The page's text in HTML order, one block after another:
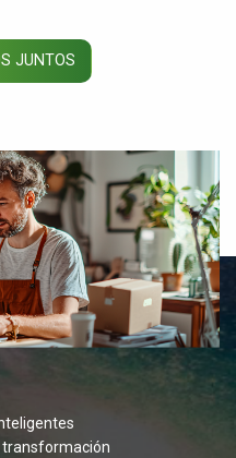
aprendizaje
VER MÁS
JUNTOS
transformación